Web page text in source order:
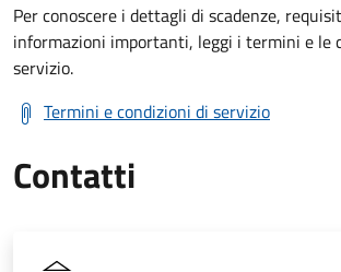
Per conoscere i dettagli di scadenze,
informazioni importanti, leggi i termini e le
servizio.
Termini e condizioni di servizio
Contatti